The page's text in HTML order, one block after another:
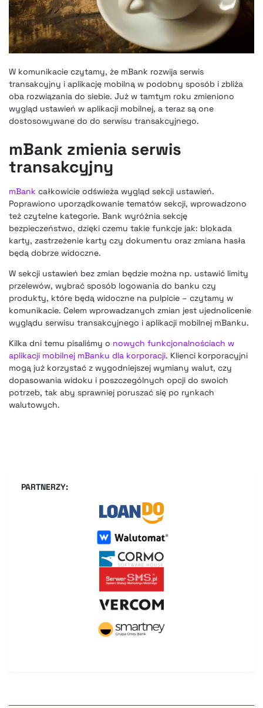
W komunikacie czytamy, że mBank rozwija serwis
transakcyjny i aplikację mobilną w podobny sposób i zbliża
oba rozwiązania do siebie. Już w tamtym roku zmieniono
wygląd ustawień w aplikacji mobilnej, a teraz są one
dostosowywane do do serwisu transakcyjnego.
mBank zmienia serwis
transakcyjny
mBank całkowicie odświeża wygląd sekcji ustawień.
Poprawiono uporządkowanie tematów sekcji, wprowadzono
też czytelne kategorie. Bank wyróżnia sekcję
bezpieczeństwo, dzięki czemu takie funkcje jak: blokada
karty, zastrzeżenie karty czy dokumentu oraz zmiana hasła
będą dobrze widoczne.
W sekcji ustawień bez zmian będzie można np. ustawić limity
przelewów, wybrać sposób logowania do banku czy
produkty, które będą widoczne na pulpicie – czytamy w
komunikacie. Celem wprowadzanych zmian jest ujednolicenie
wyglądu serwisu transakcyjnego i aplikacji mobilnej mBanku.
Kilka dni temu pisaliśmy o nowych funkcjonalnościach w
aplikacji mobilnej mBanku dla korporacji. Klienci korporacyjni
mogą już korzystać z wygodniejszej wymiany walut, czy
dopasowania widoku i poszczególnych opcji do swoich
potrzeb, tak aby sprawniej poruszać się po rynkach
walutowych.
PARTNERZY: